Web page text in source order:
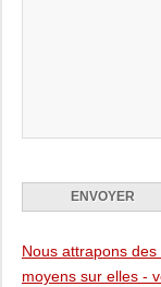
Nous attrapons
moyens sur elles -